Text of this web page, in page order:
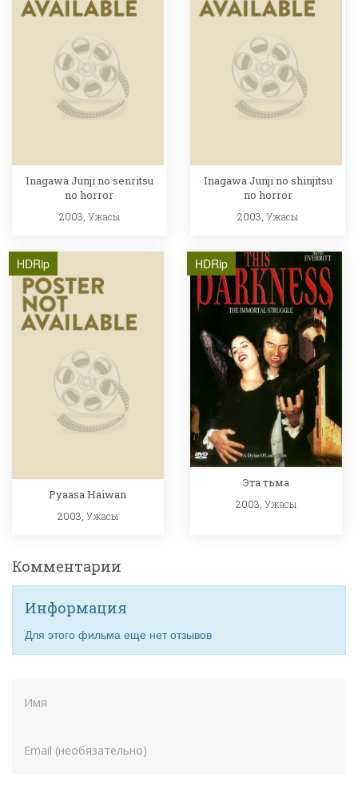
Inagawa Junji no senritsu
no horror
2003, Ужасы
Inagawa Junji no shinjitsu
no horror
2003,Ужасы
HDRip
Pyaasa Haiwan
2003, Ужасы
HDRip
Эта тьма
2003,Ужасы
Комментарии
Информация
Для этого фильма еще нет отзывов